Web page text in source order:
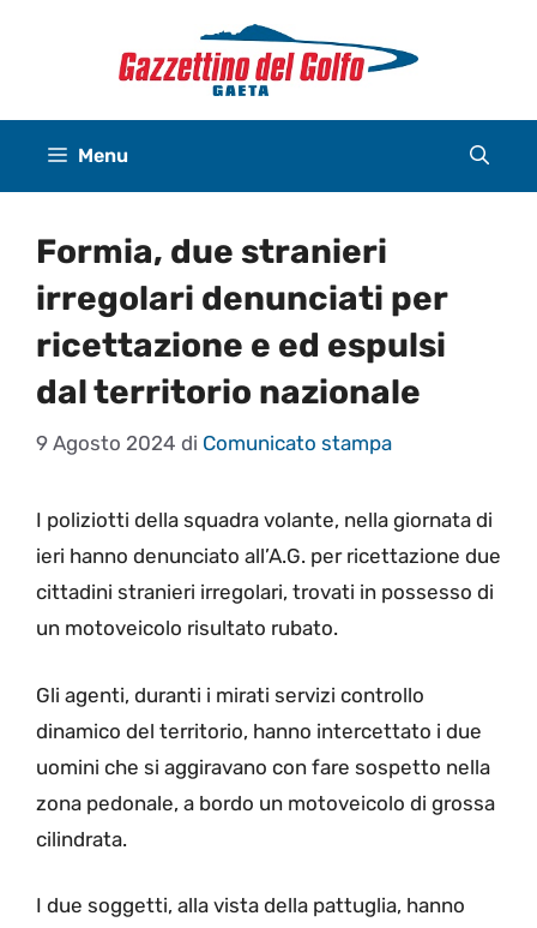
Menu
Formia, due stranieri
irregolari denunciati per
ricettazione e ed espulsi
dal territorio nazionale
9 Agosto 2024 di Comunicato stampa
I poliziotti della squadra volante, nella giornata di
ieri hanno denunciato all’A.G. per ricettazione due
cittadini stranieri irregolari, trovati in possesso di
un motoveicolo risultato rubato.
Gli agenti, duranti i mirati servizi controllo
dinamico del territorio, hanno intercettato i due
uomini che si aggiravano con fare sospetto nella
zona pedonale, a bordo un motoveicolo di grossa
cilindrata.
I due soggetti, alla vista della pattuglia, hanno